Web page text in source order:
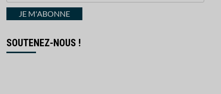
courrielJE M'ABONNE
SOUTENEZ-NOUS !